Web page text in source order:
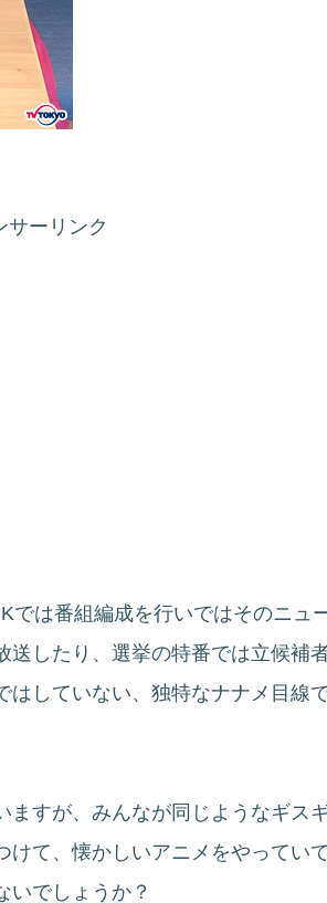
サーリンク
では番組編成を行いではそのニュ
したり、選挙の特番では立候補
していない、独特なナナメ目線
すが、みんなが同じようなギス
て、懐かしいアニメをやってい
いでしょうか？